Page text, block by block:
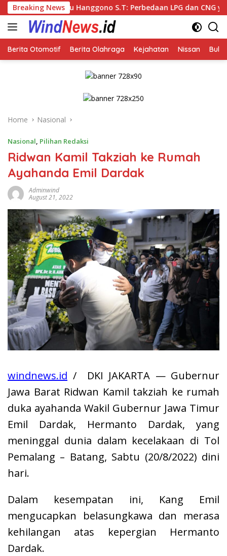
Skip
to
content
Breaking News
S.T: Perbedaan LPG dan CNG yang Kini Heboh
Berita Otomotif Berita Olahraga Kejahatan Nissan
Home Nasional
Nasional Pilihan Redaksi
Ridwan Kamil Takziah ke Rumah
Ayahanda Emil Dardak
Adminwind
August 21, 2022
windnews.id / DKI JAKARTA — Gubernur
Jawa Barat Ridwan Kamil takziah ke rumah
duka ayahanda Wakil Gubernur Jawa Timur
Emil Dardak, Hermanto Dardak, yang
meninggal dunia dalam kecelakaan di Tol
Pemalang – Batang, Sabtu (20/8/2022) dini
hari.
Dalam kesempatan ini, Kang Emil
mengucapkan belasungkawa dan merasa
kehilangan atas kepergian Hermanto
Dardak.